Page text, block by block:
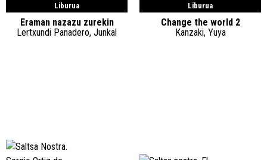
Liburua
Eraman nazazu zurekin
Lertxundi Panadero, Junkal
Liburua
Change the world 2
Kanzaki, Yuya